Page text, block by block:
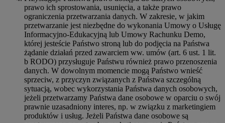
prawo ich sprostowania, usunięcia, a także prawo
ograniczenia przetwarzania danych. W zakresie, w jakim
przetwarzanie jest niezbędne do wykonania Umowy o Usługę
Informacyjno-Edukacyjną lub Umowy Rachunku Demo,
której jesteście Państwo stroną lub do podjęcia na Państwa
żądanie działań przed zawarciem ww. umów (art. 6 ust. 1 lit.
b RODO) przysługuje Państwu również prawo przenoszenia
danych. W dowolnym momencie mogą Państwo wnieść
sprzeciw, z przyczyn związanych z Państwa szczególną
sytuacją, wobec wykorzystania Państwa danych osobowych,
jeżeli przetwarzamy Państwa dane osobowe w oparciu o swój
prawnie uzasadniony interes, np. w związku z marketingiem
produktów i usług. Jeżeli Państwa dane osobowe są